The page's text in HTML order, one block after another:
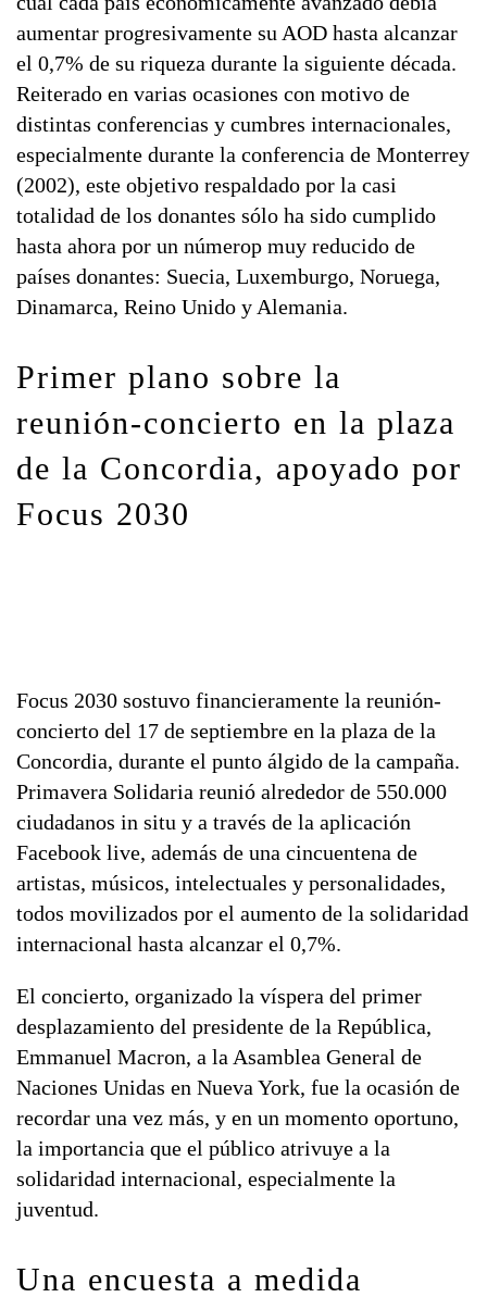
aumentar progresivamente su AOD hasta alcanzar
el 0,7% de su riqueza durante la siguiente década.
Reiterado en varias ocasiones con motivo de
distintas conferencias y cumbres internacionales,
especialmente durante la conferencia de Monterrey
(2002), este objetivo respaldado por la casi
totalidad de los donantes sólo ha sido cumplido
hasta ahora por un númerop muy reducido de
países donantes: Suecia, Luxemburgo, Noruega,
Dinamarca, Reino Unido y Alemania.
Primer plano sobre la
reunión-concierto en la plaza
de la Concordia, apoyado por
Focus 2030
Focus 2030 sostuvo financieramente la reunión-
concierto del 17 de septiembre en la plaza de la
Concordia, durante el punto álgido de la campaña.
Primavera Solidaria reunió alrededor de 550.000
ciudadanos in situ y a través de la aplicación
Facebook live, además de una cincuentena de
artistas, músicos, intelectuales y personalidades,
todos movilizados por el aumento de la solidaridad
internacional hasta alcanzar el 0,7%.
El concierto, organizado la víspera del primer
desplazamiento del presidente de la República,
Emmanuel Macron, a la Asamblea General de
Naciones Unidas en Nueva York, fue la ocasión de
recordar una vez más, y en un momento oportuno,
la importancia que el público atrivuye a la
solidaridad internacional, especialmente la
juventud.
Una encuesta a medida